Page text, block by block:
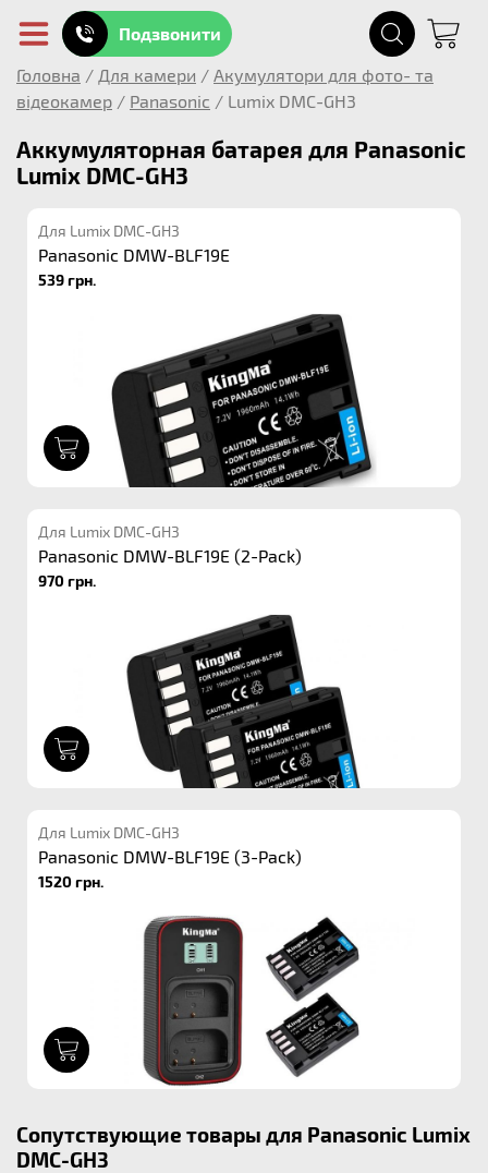
Подзвонити
Головна / Для камери / Акумулятори для фото- та
відеокамер / Panasonic / Lumix DMC-GH3
Аккумуляторная батарея для Panasonic
Lumix DMC-GH3
Для Lumix DMC-GH3
Panasonic DMW-BLF19E
539 грн.
Для Lumix DMC-GH3
Panasonic DMW-BLF19E (2-Pack)
970 грн.
Для Lumix DMC-GH3
Panasonic DMW-BLF19E (3-Pack)
1520 грн.
Сопутствующие товары для Panasonic Lumix
DMC-GH3